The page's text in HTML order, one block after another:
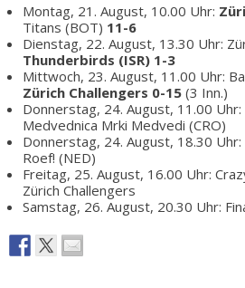
Montag, 21. August, 10.00 Uhr:
Titans (BOT) 11-6
Dienstag, 22. August, 13.30 Uhr:
Thunderbirds (ISR) 1-3
Mittwoch, 23. August, 11.00 Uhr:
Zürich Challengers 0-15 (3 Inn.)
Donnerstag, 24. August, 11.00 Uhr:
Medvednica Mrki Medvedi (CRO)
Donnerstag, 24. August, 18.30 Uhr:
Roef! (NED)
Freitag, 25. August, 16.00 Uhr:
Zürich Challengers
Samstag, 26. August, 20.30 Uhr: